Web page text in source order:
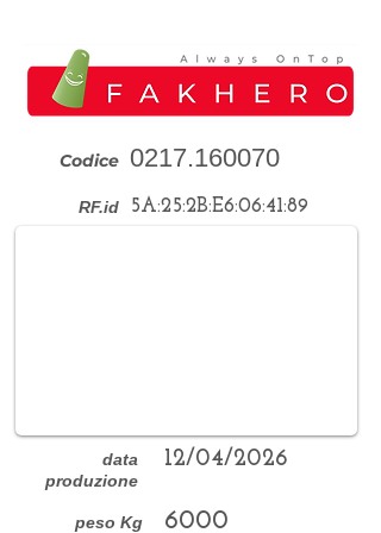
Codice 0217.160070
RF.id 5A:25:2B:E6:06:41:89
data
produzione
peso Kg
12/04/2026
6000